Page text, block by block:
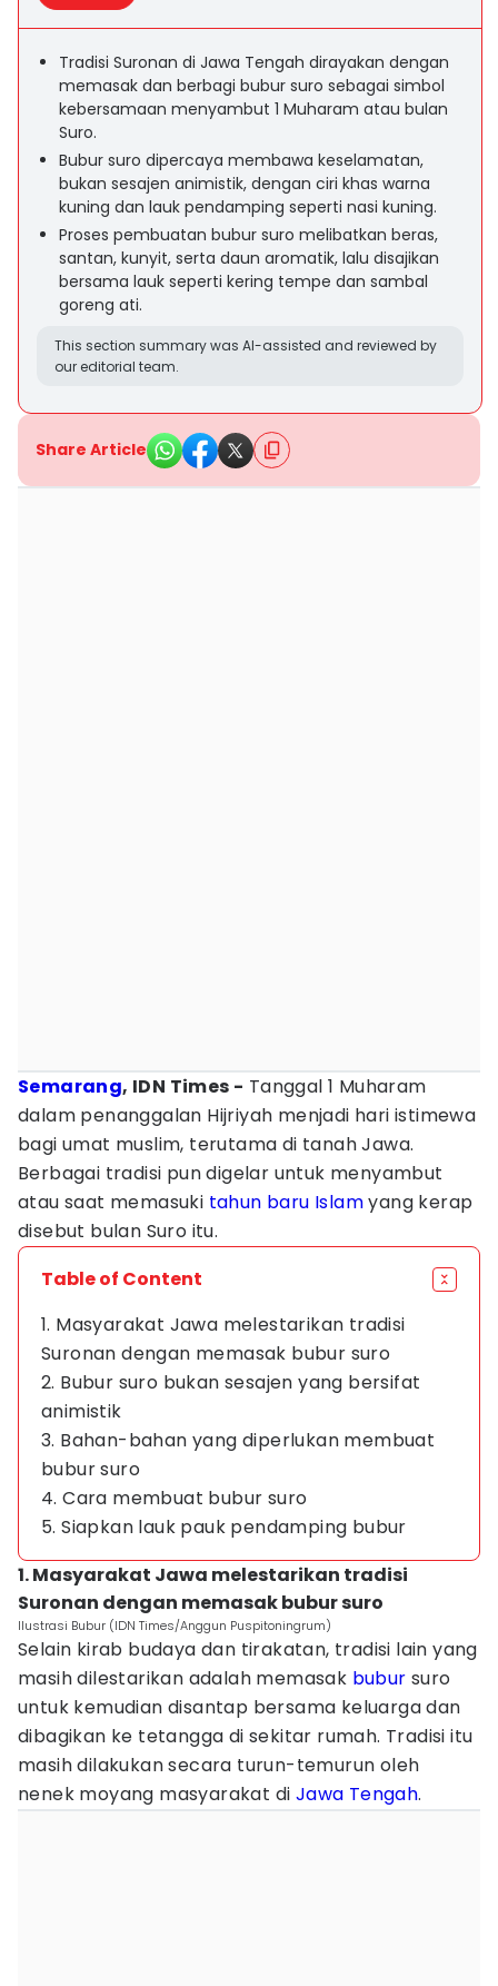
Tradisi Suronan di Jawa Tengah dirayakan dengan
memasak dan berbagi bubur suro sebagai simbol
kebersamaan menyambut 1 Muharam atau bulan
Suro.
Bubur suro dipercaya membawa keselamatan,
bukan sesajen animistik, dengan ciri khas warna
kuning dan lauk pendamping seperti nasi kuning.
Proses pembuatan bubur suro melibatkan beras,
santan, kunyit, serta daun aromatik, lalu disajikan
bersama lauk seperti kering tempe dan sambal
goreng ati.
This section summary was AI-assisted and reviewed by
our editorial team.
Share Article
Semarang, IDN Times - Tanggal 1 Muharam
dalam penanggalan Hijriyah menjadi hari istimewa
bagi umat muslim, terutama di tanah Jawa.
Berbagai tradisi pun digelar untuk menyambut
atau saat memasuki tahun baru Islamyang kerap
disebut bulan Suro itu.
Table of Content
1. Masyarakat Jawa melestarikan tradisi
Suronan dengan memasak bubur suro
2. Bubur suro bukan sesajen yang bersifat
animistik
3. Bahan-bahan yang diperlukan membuat
bubur suro
4. Cara membuat bubur suro
5. Siapkan lauk pauk pendamping bubur
1. Masyarakat Jawa melestarikan tradisi
Suronan dengan memasak bubur suro
Ilustrasi Bubur (IDN Times/Anggun Puspitoningrum)
Selain kirab budaya dan tirakatan, tradisi lain yang
masih dilestarikan adalah memasak bubur suro
untuk kemudian disantap bersama keluarga dan
dibagikan ke tetangga di sekitar rumah. Tradisi itu
masih dilakukan secara turun-temurun oleh
nenek moyang masyarakat di Jawa Tengah.